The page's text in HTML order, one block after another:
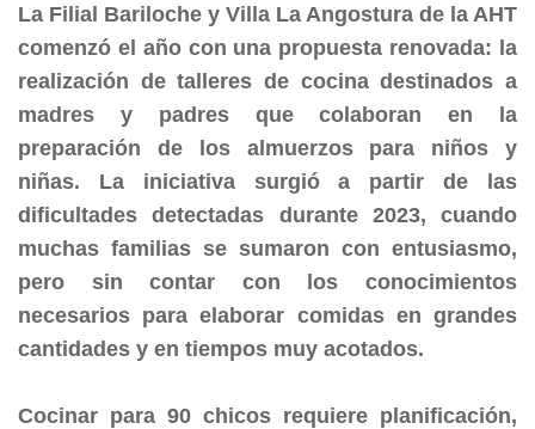
La Filial Bariloche y Villa La Angostura de la AHT
comenzó el año con una propuesta renovada: la
realización de talleres de cocina destinados a
madres y padres que colaboran en la
preparación de los almuerzos para niños y
niñas. La iniciativa surgió a partir de las
dificultades detectadas durante 2023, cuando
muchas familias se sumaron con entusiasmo,
pero sin contar con los conocimientos
necesarios para elaborar comidas en grandes
cantidades y en tiempos muy acotados.
Cocinar para 90 chicos requiere planificación,